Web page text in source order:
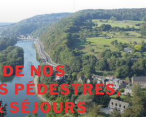
NOS
PÉDESTRES,
SÉJOURS